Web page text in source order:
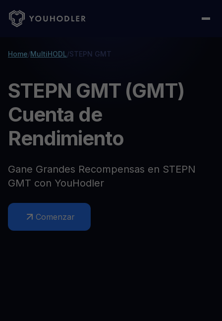
Home/MultiHODL/STEPN GMT
STEPN GMT (GMT)
Cuenta de
Rendimiento
Gane Grandes Recompensas en STEPN
GMT con YouHodler
Comenzar